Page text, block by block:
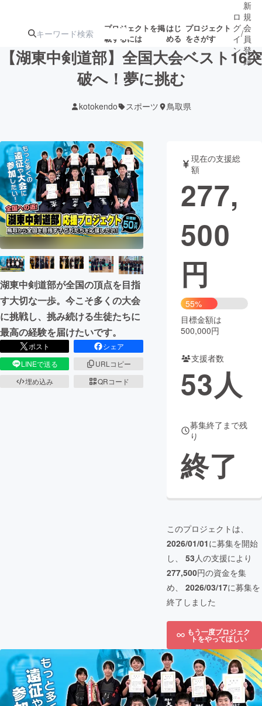
プロジェクトを掲
載するには
はじ
める
プロジェクト
をさがす
ジェクト
ロジェクト
アート・写真 音楽
テクノロジー・ガジェット ゲーム・サ
映像・映画
ビジネス・起業
まちづくり・地域活性化
CAMPFIRE for Social Good
CAMPFIRE Creation
CAMPFIREふるさと納税machi-ya コミュニティ
ロ
グ
イ
ン
/
新
規
会
員
登
録
【湖東中剣道部】全国大会ベスト16突
破へ！夢に挑む
kotokendo スポーツ 鳥取県
湖東中剣道部が全国の頂点を目指
す大切な一歩。今こそ多くの大会
に挑戦し、挑み続ける生徒たちに
最高の経験を届けたいです。
ポスト
シェア
LINEで送る
URLコピー
埋め込み
QRコード
現在の支援総
額
277,
500
円
55%
目標金額は
500,000円
支援者数
53人
募集終了まで残
り
終了
このプロジェクトは、
2026/01/01に募集を開始
し、 53人の支援により
277,500円の資金を集
め、 2026/03/17に募集を
終了しました
もう一度プロジェク
トをやってほしい